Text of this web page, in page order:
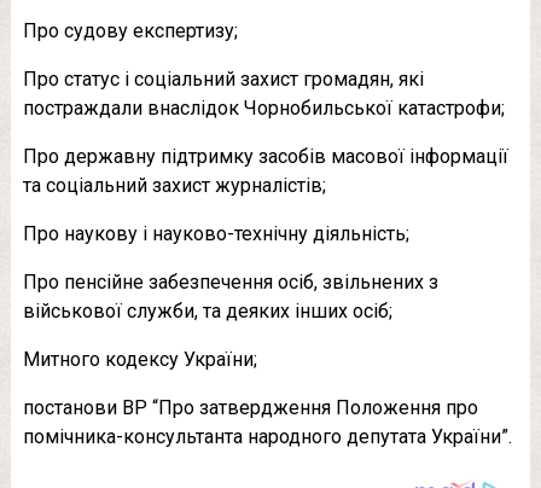
Про судову експертизу;
Про статус і соціальний захист громадян, які
постраждали внаслідок Чорнобильської катастрофи;
Про державну підтримку засобів масової інформації
та соціальний захист журналістів;
Про наукову і науково-технічну діяльність;
Про пенсійне забезпечення осіб, звільнених з
військової служби, та деяких інших осіб;
Митного кодексу України;
постанови ВР “Про затвердження Положення про
помічника-консультанта народного депутата України”.